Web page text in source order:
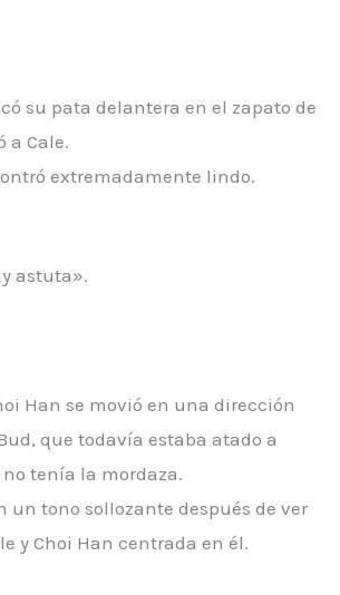
su pata delantera en el zapato de
a Cale.
extremadamente lindo.
astuta».
Han se movió en una dirección
que todavía estaba atado a
no tenía la mordaza.
un tono sollozante después de ver
y Choi Han centrada en él.